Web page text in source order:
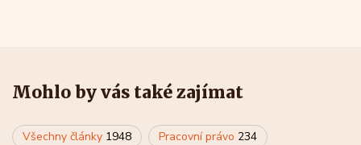
Mohlo by vás také zajímat
Všechny články 1948 Pracovní právo 234